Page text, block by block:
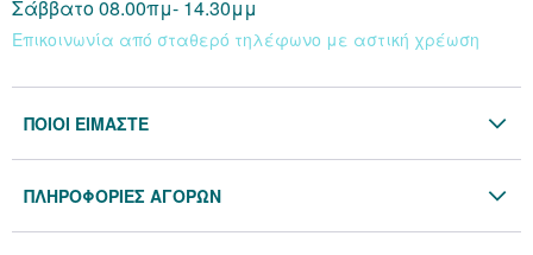
Σάββατο 08.00πμ- 14.30μμ
Επικοινωνία από σταθερό τηλέφωνο με αστική χρέωση
ΠΟΙΟΙ ΕΙΜΑΣΤΕ
Επικοινωνία
ΠΛΗΡΟΦΟΡΙΕΣ ΑΓΟΡΩΝ